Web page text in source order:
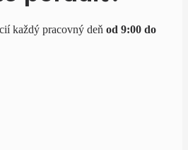
každý pracovný deň od 9:00 do